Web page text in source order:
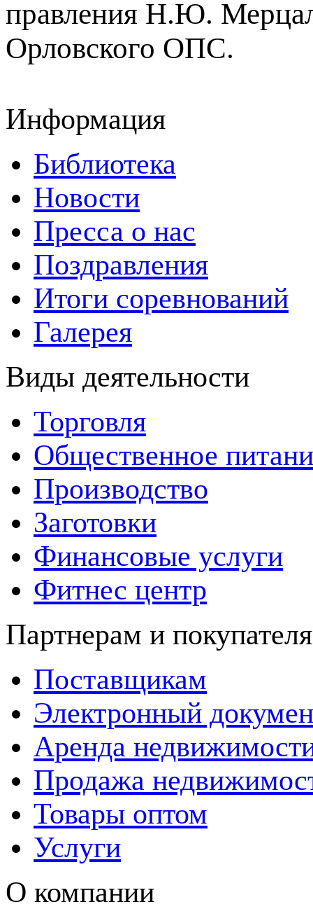
правления Н.Ю.
Орловского ОПС.
Информация
Библиотека
Новости
Пресса о нас
Поздравления
Итоги соревнований
Галерея
Виды деятельности
Торговля
Общественное
Производство
Заготовки
Финансовые услуги
Фитнес центр
Партнерам и
Поставщикам
Электронный
Аренда
Продажа
Товары оптом
Услуги
О компании